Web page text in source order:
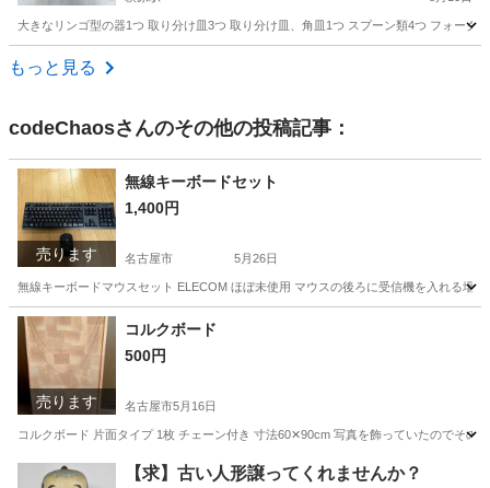
大きなリンゴ型の器1つ 取り分け皿3つ 取り分け皿、角皿1つ スプーン類4つ フォー
愛知 一宮市
もっと見る
codeChaosさんのその他の投稿記事：
売ります
無線キーボードセット
1,400円
名古屋市 5月26日
無線キーボードマウスセット ELECOM ほぼ未使用 マウスの後ろに受信機を入れる場
愛知 名古屋市 パソコン
売ります
コルクボード
500円
名古屋市5月16日
コルクボード 片面タイプ 1枚 チェーン付き 寸法60✕90cm 写真を飾っていたのでそ
名古屋市 生活雑貨 コルクボード
【求】古い人形譲ってくれませんか？